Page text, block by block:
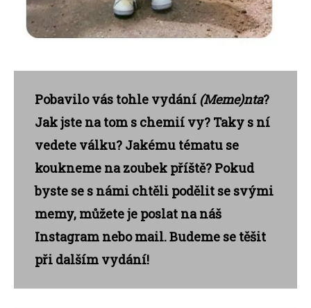
Pobavilo vás tohle vydání (Meme)nta?
Jak jste na tom s chemií vy? Taky s ní
vedete válku? Jakému tématu se
koukneme na zoubek příště? Pokud
byste se s námi chtěli podělit se svými
memy, můžete je poslat na náš
Instagram nebo mail. Budeme se těšit
při dalším vydání!